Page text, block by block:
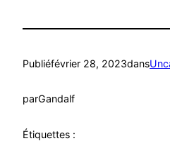
Publiéfévrier 28, 2023dans
parGandalf
Étiquettes :